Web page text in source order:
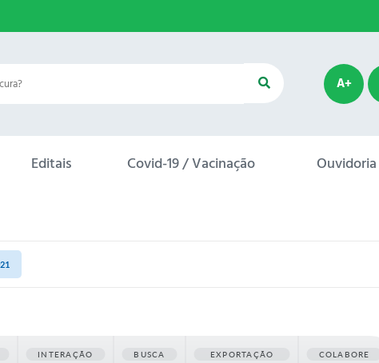
A+
Editais Covid-19 / Vacinação Ouvidoria
INTERAÇÃO BUSCA EXPORTAÇÃO COLABORE